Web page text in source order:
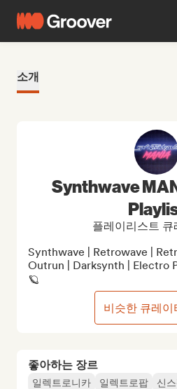
소개
좋아하는 장르
일렉트로니카 일렉트로팝 신
Synthwave
플레이리스트 큐
Synthwave | Retrowave |
Outrun | Darksynth | Electro
🪐
비슷한 큐레이